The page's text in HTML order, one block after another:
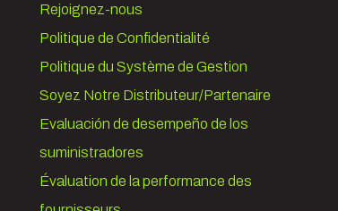
Rejoignez-nous
Politique de Confidentialité
Politique du Système de Gestion
Soyez Notre Distributeur/Partenaire
Evaluación de desempeño de los
suministradores
Évaluation de la performance des